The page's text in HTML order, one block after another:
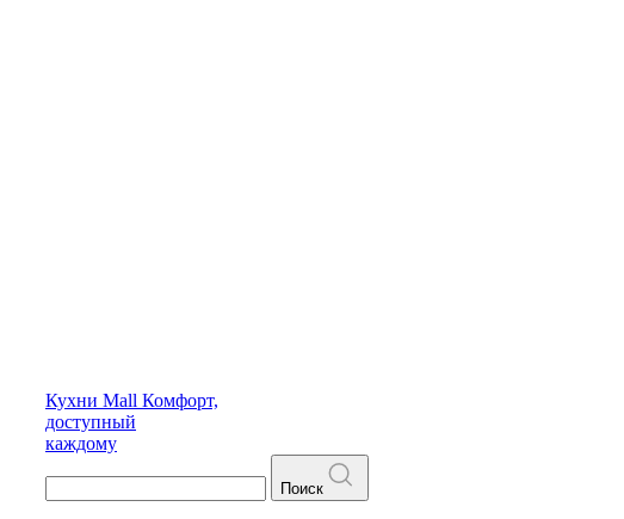
Кухни Mall Комфорт,
доступный
каждому
Поиск